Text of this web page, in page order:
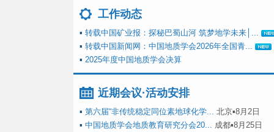
工作动态
▪ 转载中国矿业报：探秘巴蜀山河 筑梦地学未来│...
▪ 转载中国新闻网：中国地质学会2026年全国青...
▪ 2025年度中国地质学会决算
近期会议·活动安排
▪ 第六届“非传统稳定同位素地球化学... 北京▪8月2日
▪ 中国地质学会地质教育研究分会20... 成都▪8月25日